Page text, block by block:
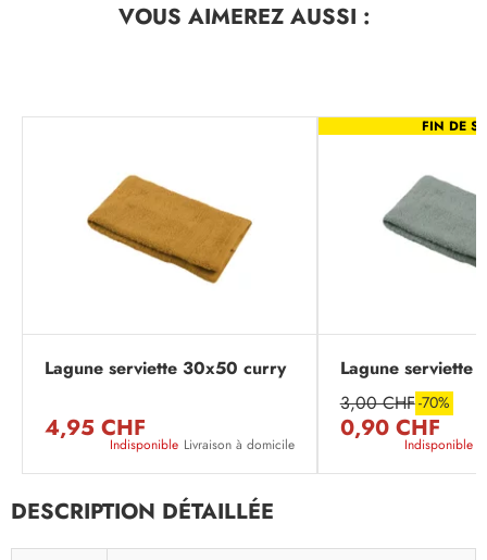
VOUS AIMEREZAUSSI :
Lagune serviette 30x50 curry
4,95 CHF
Indisponible Livraison à domicile
FIN DE
Lagune serviette
3,00 CHF-70%
0,90 CHF
Indisponible
DESCRIPTION DÉTAILLÉE